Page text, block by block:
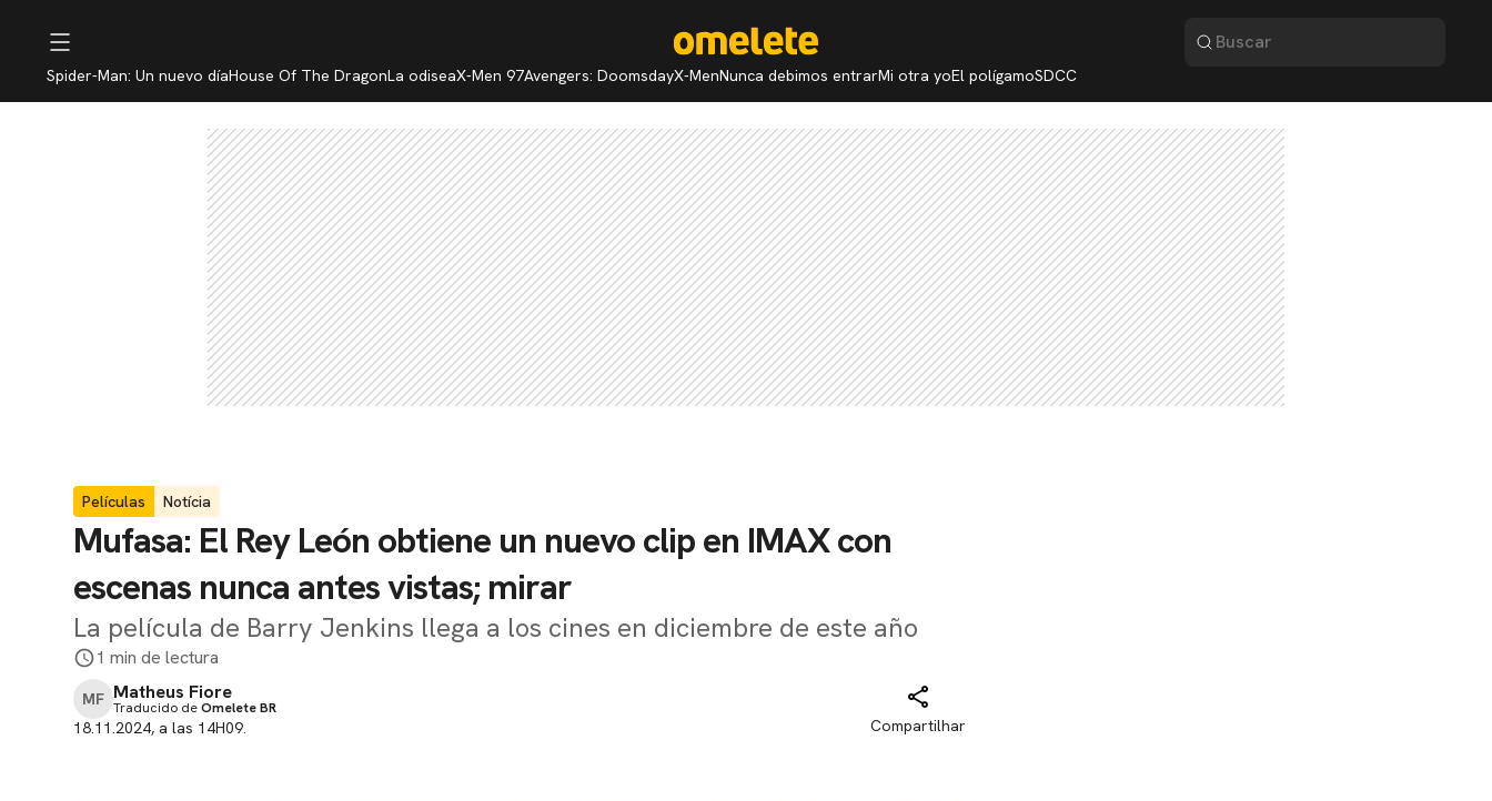
Spider-Man: Un nuevo díaHouse Of The DragonLa odiseaX-Men 97Avengers: DoomsdayX-MenNunca debimos entrarMi otra yoEl polígamoSDCC
Películas Notícia
Mufasa: El Rey León obtiene un nuevo clip en IMAX con
escenas nunca antes vistas; mirar
La película de Barry Jenkins llega a los cines en diciembre de este año
1 min de lectura
MF Matheus Fiore
Traducido deOmelete BR
18.11.2024, a las 14H09. Compartilhar